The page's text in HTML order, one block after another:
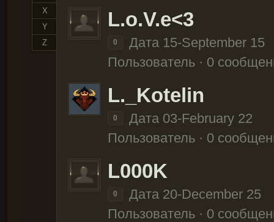
X
Y
Z
L.o.V.e<3
0
Дата 15-September 15
Пользователь · 0
L._Kotelin
0
Дата 03-February 22
Пользователь · 0
L000K
0
Дата 20-December 25
Пользователь · 0